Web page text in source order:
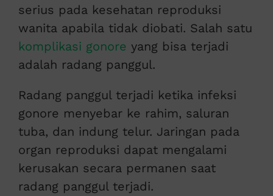
serius pada kesehatan reproduksi
wanita apabila tidak diobati. Salah satu
komplikasi gonore yang bisa terjadi
adalah radang panggul.
Radang panggul terjadi ketika infeksi
gonore menyebar ke rahim, saluran
tuba, dan indung telur. Jaringan pada
organ reproduksi dapat mengalami
kerusakan secara permanen saat
radang panggul terjadi.